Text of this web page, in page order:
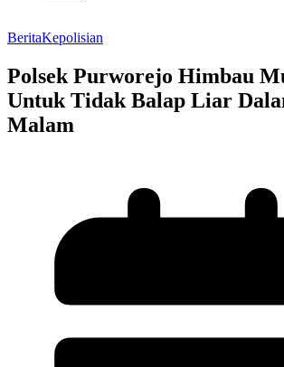
BeritaKepolisian
Polsek Purworejo Himbau
Untuk Tidak Balap Liar
Malam